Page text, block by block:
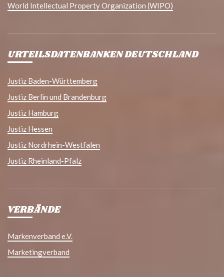
World Intellectual Property Organization (WIPO)
URTEILSDATENBANKEN DEUTSCHLAND
Justiz Baden-Württemberg
Justiz Berlin und Brandenburg
Justiz Hamburg
Justiz Hessen
Justiz Nordrhein-Westfalen
Justiz Rheinland-Pfalz
VERBÄNDE
Markenverband e.V.
Marketingverband